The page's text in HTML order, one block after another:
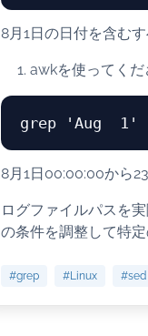
8月1日の日付を含む
awkを使ってくだ
8月1日00:00:00から
ログファイルパスを
の条件を調整して特
#grep #Linux #sed